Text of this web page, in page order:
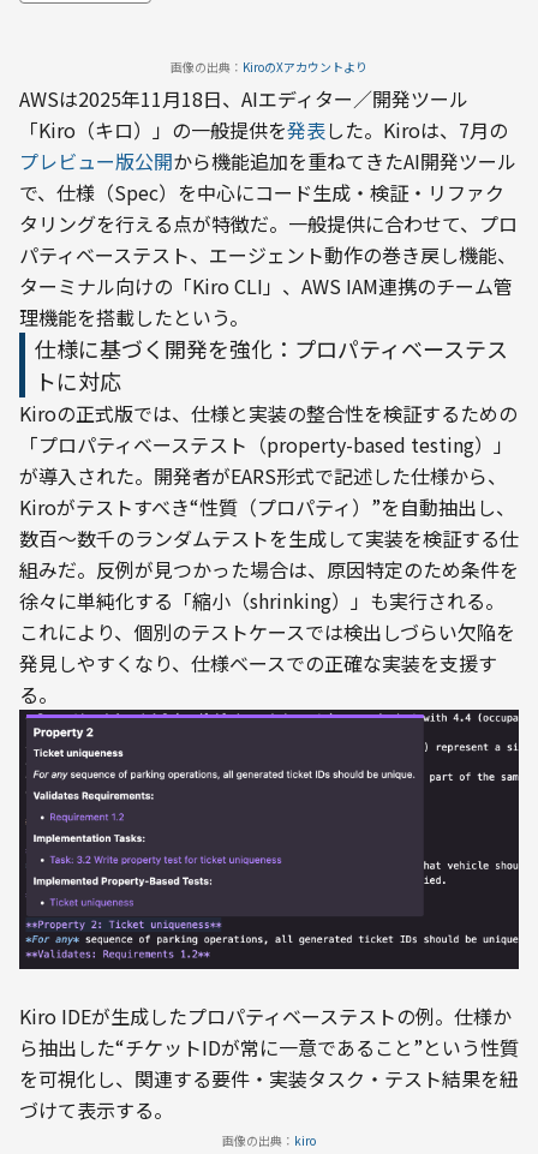
画像の出典： KiroのXアカウントより
AWSは2025年11月18日、AIエディター／開発ツール
「Kiro（キロ）」の一般提供を発表した。Kiroは、7月の
プレビュー版公開から機能追加を重ねてきたAI開発ツール
で、仕様（Spec）を中心にコード生成・検証・リファク
タリングを行える点が特徴だ。一般提供に合わせて、プロ
パティベーステスト、エージェント動作の巻き戻し機能、
ターミナル向けの「Kiro CLI」、AWS IAM連携のチーム管
理機能を搭載したという。
仕様に基づく開発を強化：プロパティベーステス
トに対応
Kiroの正式版では、仕様と実装の整合性を検証するための
「プロパティベーステスト（property-based testing）」
が導入された。開発者がEARS形式で記述した仕様から、
Kiroがテストすべき“性質（プロパティ）”を自動抽出し、
数百〜数千のランダムテストを生成して実装を検証する仕
組みだ。反例が見つかった場合は、原因特定のため条件を
徐々に単純化する「縮小（shrinking）」も実行される。
これにより、個別のテストケースでは検出しづらい欠陥を
発見しやすくなり、仕様ベースでの正確な実装を支援す
る。
Kiro IDEが生成したプロパティベーステストの例。仕様か
ら抽出した“チケットIDが常に一意であること”という性質
を可視化し、関連する要件・実装タスク・テスト結果を紐
づけて表示する。
画像の出典： kiro